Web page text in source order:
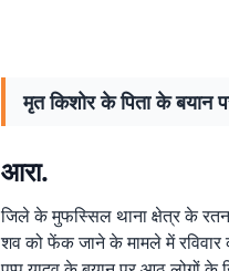
मृत किशोर के पिता के बयान
आरा.
जिले के मुफस्सिल थाना क्षेत्र के
शव को फेंक जाने के मामले में रविवार